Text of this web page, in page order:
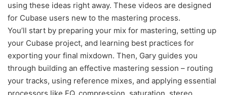
using these ideas right away. These videos are designed
for Cubase users new to the mastering process.
You’ll start by preparing your mix for mastering, setting up
your Cubase project, and learning best practices for
exporting your final mixdown. Then, Gary guides you
through building an effective mastering session – routing
your tracks, using reference mixes, and applying essential